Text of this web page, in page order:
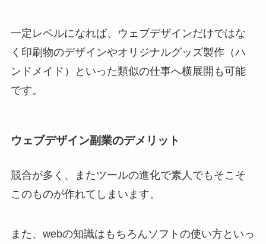
一定レベルになれば、ウェブデザインだけではな
く印刷物のデザインやオリジナルグッズ製作（ハ
ンドメイド）といった類似の仕事へ横展開も可能
です。
ウェブデザイン副業のデメリット
競合が多く、またツールの進化で素人でもそこそ
このものが作れてしまいます。
また、webの知識はもちろんソフトの使い方といっ